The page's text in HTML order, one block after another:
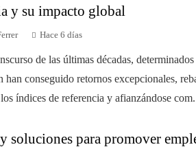
y su impacto global
Hace 6 días
de las últimas décadas,
han conseguido retornos excepcionales,
índices de referencia y afianzándose
soluciones para promover